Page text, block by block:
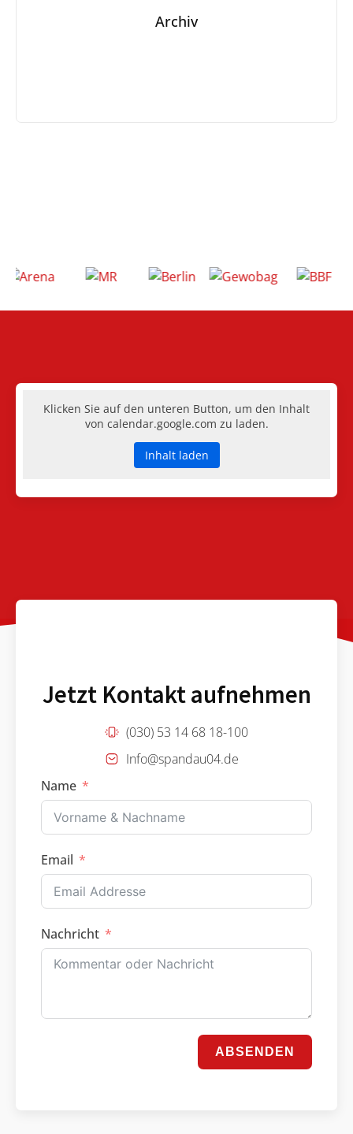
Archiv
Klicken Sie auf den unteren Button, um den Inhalt
von calendar.google.com zu laden.
Inhalt laden
Jetzt Kontakt aufnehmen
(030) 53 14 68 18-100
Info@spandau04.de
Name
Email
Nachricht
ABSENDEN